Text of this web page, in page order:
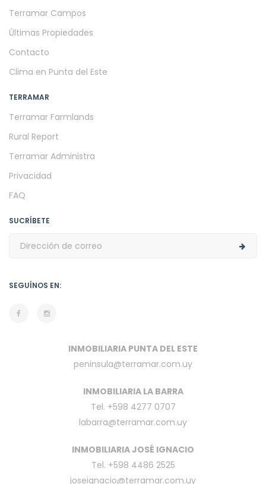
Terramar Campos
Últimas Propiedades
Contacto
Clima en Punta del Este
TERRAMAR
Terramar Farmlands
Rural Report
Terramar Administra
Privacidad
FAQ
SUCRÍBETE
SEGUÍNOS EN:
INMOBILIARIA PUNTA DEL ESTE
peninsula@terramar.com.uy
INMOBILIARIA LA BARRA
Tel. +598 4277 0707
labarra@terramar.com.uy
INMOBILIARIA JOSÉ IGNACIO
Tel. +598 4486 2525
joseignacio@terramar.com.uy